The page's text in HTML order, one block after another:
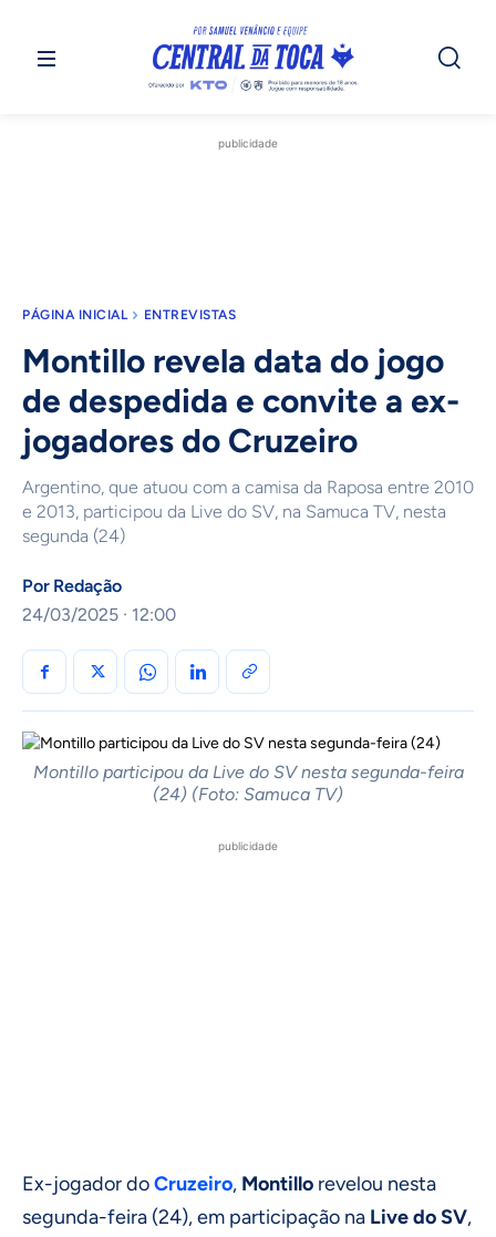
publicidade
PÁGINA INICIAL ENTREVISTAS
Montillo revela data do jogo
de despedida e convite a ex-
jogadores do Cruzeiro
Argentino, que atuou com a camisa da Raposa entre 2010
e 2013, participou da Live do SV, na Samuca TV, nesta
segunda (24)
Por Redação
24/03/2025 · 12:00
Montillo participou da Live do SV nesta segunda-feira
(24) (Foto: Samuca TV)
publicidade
Ex-jogador doCruzeiro, Montillo revelou nesta
segunda-feira (24), em participação na Live do SV,